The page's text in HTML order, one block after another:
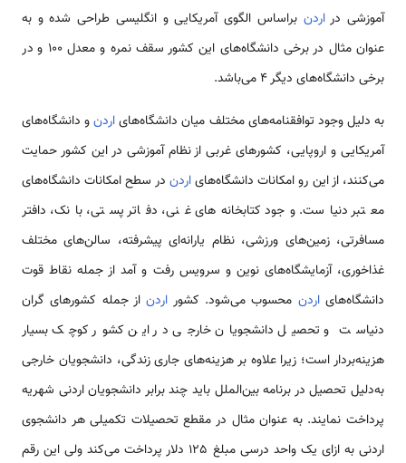
آموزشی دراردن براساس الگوی آمریکایی و انگلیسی طراحی شده و به
عنوان مثال در برخی دانشگاه‌های این کشور سقف نمره و معدل 100 و در
برخی دانشگاه‌های دیگر 4 می‌باشد.
به دلیل وجود توافقنامه‌های مختلف میان دانشگاه‌هایاردنو دانشگاه‌های
آمریکایی و اروپایی، کشورهای غربی از نظام آموزشی در این کشور حمایت
می‌کنند، از این رو امکانات دانشگاه‌هایاردن در سطح امکانات دانشگاه‌های
معتبر دنیاست. وجود کتابخانه‌های غنی، دفاتر پستی، بانک، دافتر
مسافرتی، زمین‌های ورزشی، نظام یارانه‌ای پیشرفته، سالن‌های مختلف
غذاخوری، آزمایشگاه‌های نوین و سرویس رفت و آمد از جمله نقاط قوت
دانشگاه‌هایاردن محسوب می‌شود. کشور اردناز جمله کشورهای گران
دنیاست و تحصیل دانشجویان خارجی در این کشور کوچک بسیار
هزینه‌بردار است؛ زیرا علاوه بر هزینه‌های جاری زندگی، دانشجویان خارجی
به‌دلیل تحصیل در برنامه بین‌الملل باید چند برابر دانشجویان اردنی شهریه
پرداخت نمایند. به عنوان مثال در مقطع تحصیلات تکمیلی هر دانشجوی
اردنی به ازای یک واحد درسی مبلغ 125 دلار پرداخت می‌کند ولی این رقم